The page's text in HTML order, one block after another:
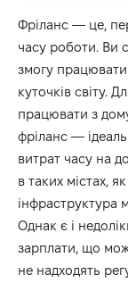
Фріланс — це,
часу роботи. Ви
змогу працювати
куточків світу.
працювати з
фріланс —
витрат часу на
в таких містах,
Однак є і
зарплати, що
не надходять